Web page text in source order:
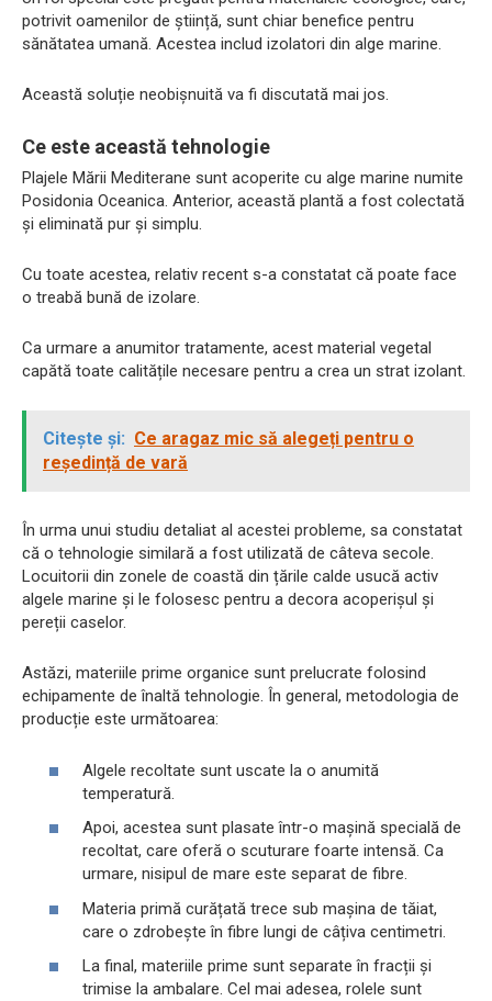
potrivit oamenilor de știință, sunt chiar benefice pentru
sănătatea umană. Acestea includ izolatori din alge marine.
Această soluție neobișnuită va fi discutată mai jos.
Ce este această tehnologie
Plajele Mării Mediterane sunt acoperite cu alge marine numite
Posidonia Oceanica. Anterior, această plantă a fost colectată
și eliminată pur și simplu.
Cu toate acestea, relativ recent s-a constatat că poate face
o treabă bună de izolare.
Ca urmare a anumitor tratamente, acest material vegetal
capătă toate calitățile necesare pentru a crea un strat izolant.
Citește și: Ce aragaz mic să alegeți pentru o
reședință de vară
În urma unui studiu detaliat al acestei probleme, sa constatat
că o tehnologie similară a fost utilizată de câteva secole.
Locuitorii din zonele de coastă din țările calde usucă activ
algele marine și le folosesc pentru a decora acoperișul și
pereții caselor.
Astăzi, materiile prime organice sunt prelucrate folosind
echipamente de înaltă tehnologie. În general, metodologia de
producție este următoarea:
Algele recoltate sunt uscate la o anumită
temperatură.
Apoi, acestea sunt plasate într-o mașină specială de
recoltat, care oferă o scuturare foarte intensă. Ca
urmare, nisipul de mare este separat de fibre.
Materia primă curățată trece sub mașina de tăiat,
care o zdrobește în fibre lungi de câțiva centimetri.
La final, materiile prime sunt separate în fracții și
trimise la ambalare. Cel mai adesea, rolele sunt